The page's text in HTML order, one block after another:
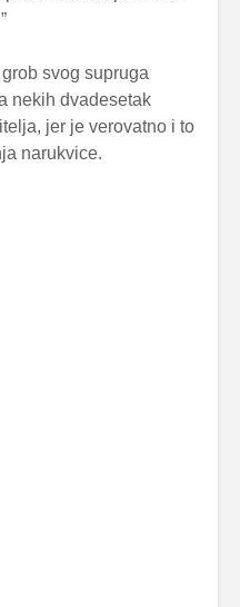
svog supruga
nekih dvadesetak
jer je verovatno i to
narukvice.